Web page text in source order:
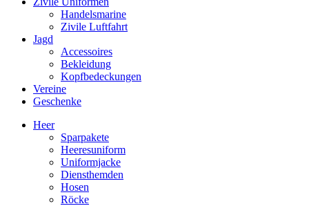
Handelsmarine
Zivile Luftfahrt
Jagd
Accessoires
Bekleidung
Kopfbedeckungen
Vereine
Geschenke
Heer
Sparpakete
Heeresuniform
Uniformjacke
Diensthemden
Hosen
Röcke